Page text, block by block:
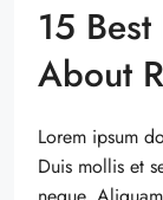
15
About
Lorem ipsum
Duis mollis et